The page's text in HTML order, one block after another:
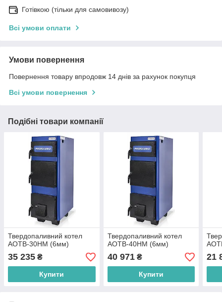
Готівкою (тільки для самовивозу)
Всі умови оплати
Умови повернення
Повернення товару впродовж 14 днів за рахунок покупця
Всі умови повернення
Подібні товари компанії
Твердопаливний котел
АОТВ-30НМ (6мм)
35 235 ₴
Купити
Твердопаливний котел
АОТВ-40НМ (6мм)
40 971₴
Купити
21